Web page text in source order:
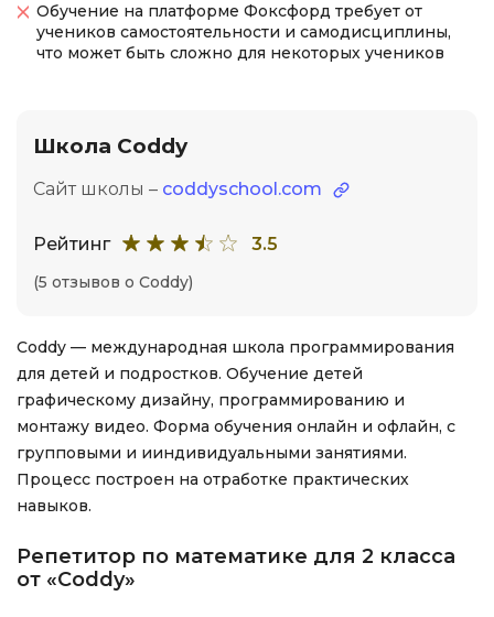
Обучение на платформе Фоксфорд требует от
учеников самостоятельности и самодисциплины,
что может быть сложно для некоторых учеников
Школа Coddy
Сайт школы – coddyschool.com
Рейтинг 3.5
(5 отзывов о Coddy)
Coddy — международная школа программирования
для детей и подростков. Обучение детей
графическому дизайну, программированию и
монтажу видео. Форма обучения онлайн и офлайн, с
групповыми и ииндивидуальными занятиями.
Процесс построен на отработке практических
навыков.
Репетитор по математике для 2 класса
от «Coddy»